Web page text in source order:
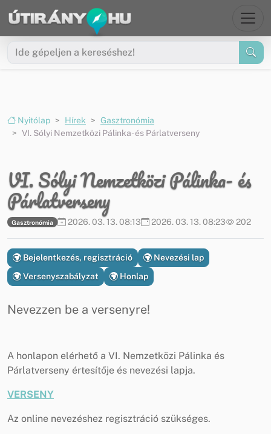
Ugrás a menüre
Ugrás a tartalomra
Nyitólap Hírek
Gasztronómia
VI. Sólyi Nemzetközi Pálinka- és Párlatverseny
VI. Sólyi Nemzetközi Pálinka- és
Párlatverseny
Gasztronómia 2026. 03. 13. 08:13 2026. 03. 13. 08:23 202
Bejelentkezés, regisztráció
Nevezési lap
Versenyszabályzat
Honlap
Nevezzen be a versenyre!
A honlapon elérhető a VI. Nemzetközi Pálinka és
Párlatverseny értesítője és nevezési lapja.
VERSENY
Az online nevezéshez regisztráció szükséges.